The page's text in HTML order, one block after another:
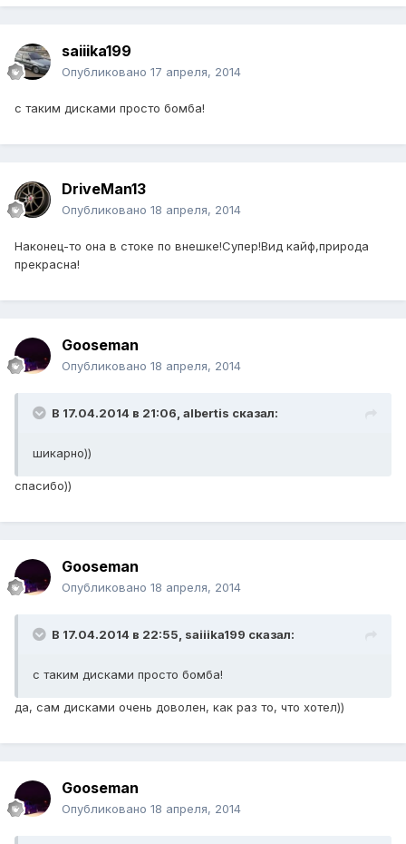
saiiika199
Опубликовано 17 апреля, 2014
с таким дисками просто бомба!
DriveMan13
Опубликовано 18 апреля, 2014
Наконец-то она в стоке по внешке!Супер!Вид кайф,природа
прекрасна!
Gooseman
Опубликовано 18 апреля, 2014
В 17.04.2014 в 21:06, albertis сказал:
шикарно))
спасибо))
Gooseman
Опубликовано 18 апреля, 2014
В 17.04.2014 в 22:55, saiiika199 сказал:
с таким дисками просто бомба!
да, сам дисками очень доволен, как раз то, что хотел))
Gooseman
Опубликовано 18 апреля, 2014